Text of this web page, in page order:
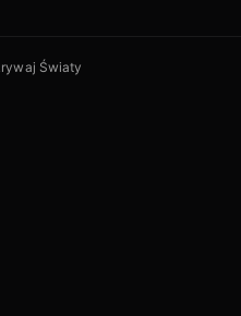
Światy